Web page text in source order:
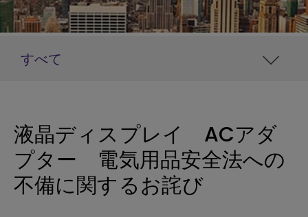
すべて
液晶ディスプレイ ACアダ
プター 電気用品安全法への
不備に関するお詫び